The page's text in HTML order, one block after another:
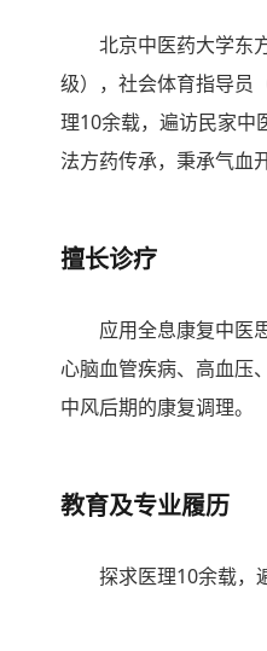
北京中医药大学东
级），社会体育指导员
理10余载，遍访民家中
法方药传承，秉承气血
擅长诊疗
应用全息康复中医
心脑血管疾病、高血压
中风后期的康复调理。
教育及专业履历
探求医理10余载，